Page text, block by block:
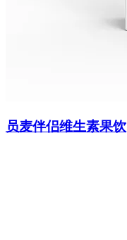
员麦伴侣维生素果饮